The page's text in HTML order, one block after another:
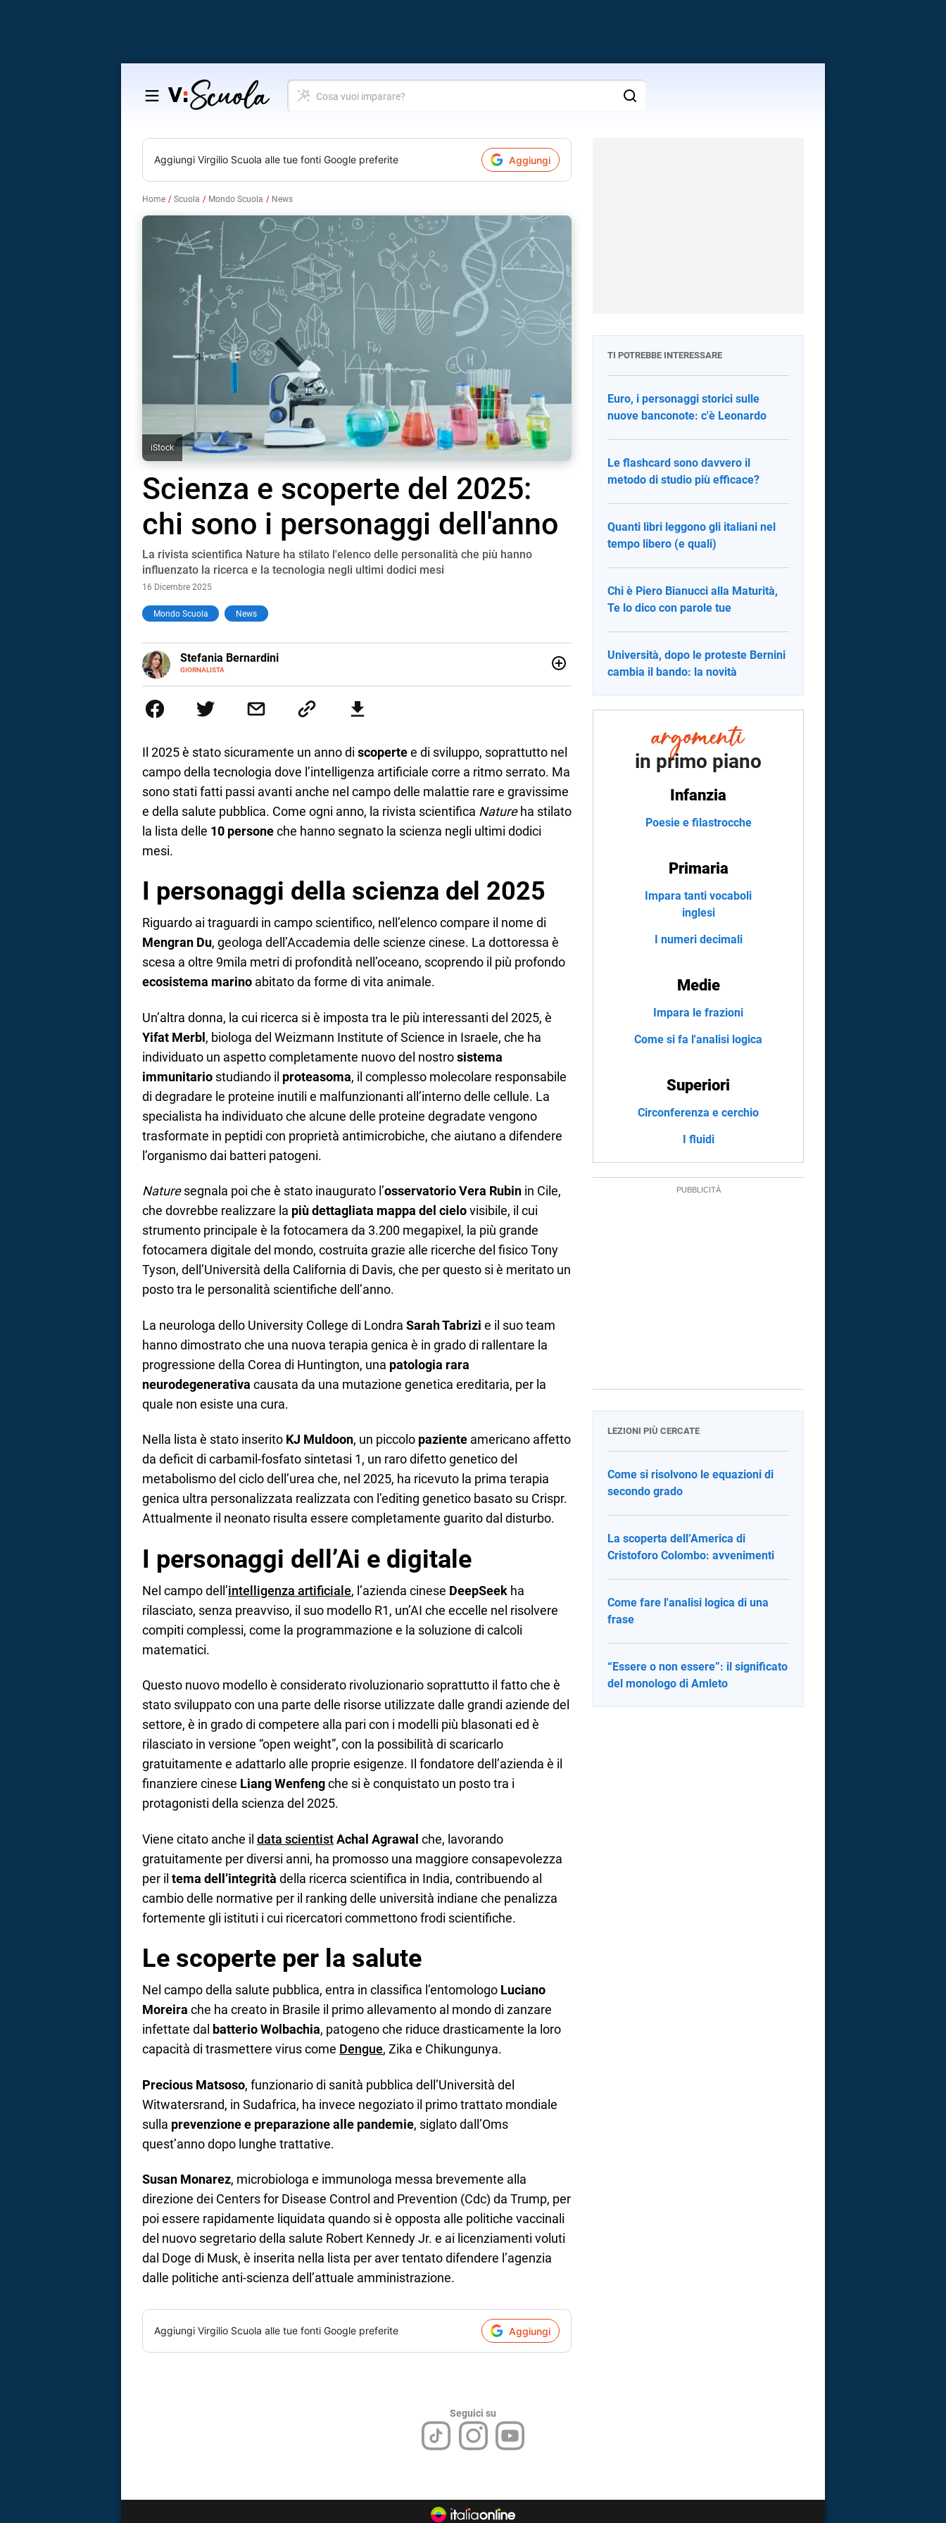
Salta
contenuto
Cosa
vuoi
Aggiungi Virgilio Scuola alle tue fonti Google preferite Aggiungi
Home Scuola Mondo Scuola News
iStock
Scienza e scoperte del 2025:
chi sono i personaggi dell'anno
La rivista scientifica Nature ha stilato l'elenco delle personalità che più hanno
influenzato la ricerca e la tecnologia negli ultimi dodici mesi
16 Dicembre 2025
Mondo Scuola News
Stefania Bernardini
GIORNALISTA
E-
MAIL
esperienze nella redazione di testate giornalistiche online e Tv e lavora anche nell’ambito
social
Il 2025 è stato sicuramente un anno di scopertee di sviluppo, soprattutto nel
campo della tecnologia dove l’intelligenza artificiale corre a ritmo serrato. Ma
sono stati fatti passi avanti anche nel campo delle malattie rare e gravissime
e della salute pubblica. Come ogni anno, la rivista scientifica Natureha stilato
la lista delle 10 personeche hanno segnato la scienza negli ultimi dodici
mesi.
I personaggi della scienza del 2025
Riguardo ai traguardi in campo scientifico, nell’elenco compare il nome di
Mengran Du, geologa dell’Accademia delle scienze cinese. La dottoressa è
scesa a oltre 9mila metri di profondità nell’oceano, scoprendo il più profondo
ecosistema marino abitato da forme di vita animale.
Un’altra donna, la cui ricerca si è imposta tra le più interessanti del 2025, è
Yifat Merbl, biologa del Weizmann Institute of Science in Israele, che ha
individuato un aspetto completamente nuovo del nostrosistema
immunitario studiando il proteasoma, il complesso molecolare responsabile
di degradare le proteine inutili e malfunzionanti all’interno delle cellule. La
specialista ha individuato che alcune delle proteine degradate vengono
trasformate in peptidi con proprietà antimicrobiche, che aiutano a difendere
l’organismo dai batteri patogeni.
Naturesegnala poi che è stato inaugurato l’osservatorio Vera Rubin in Cile,
che dovrebbe realizzare la più dettagliata mappa del cielovisibile, il cui
strumento principale è la fotocamera da 3.200 megapixel, la più grande
fotocamera digitale del mondo, costruita grazie alle ricerche del fisico Tony
Tyson, dell’Università della California di Davis, che per questo si è meritato un
posto tra le personalità scientifiche dell’anno.
La neurologa dello University College di Londra Sarah Tabrizi e il suo team
hanno dimostrato che una nuova terapia genica è in grado di rallentare la
progressione della Corea di Huntington, una patologia rara
neurodegenerativa causata da una mutazione genetica ereditaria, per la
quale non esiste una cura.
Nella lista è stato inserito KJ Muldoon, un piccolo paziente americano affetto
da deficit di carbamil-fosfato sintetasi 1, un raro difetto genetico del
metabolismo del ciclo dell’urea che, nel 2025, ha ricevuto la prima terapia
genica ultra personalizzata realizzata con l’editing genetico basato su Crispr.
Attualmente il neonato risulta essere completamente guarito dal disturbo.
I personaggi dell’Ai e digitale
Nel campo dell’intelligenza artificiale, l’azienda cinese DeepSeek ha
rilasciato, senza preavviso, il suo modello R1, un’AI che eccelle nel risolvere
compiti complessi, come la programmazione e la soluzione di calcoli
matematici.
Questo nuovo modello è considerato rivoluzionario soprattutto il fatto che è
stato sviluppato con una parte delle risorse utilizzate dalle grandi aziende del
settore, è in grado di competere alla pari con i modelli più blasonati ed è
rilasciato in versione “open weight”, con la possibilità di scaricarlo
gratuitamente e adattarlo alle proprie esigenze. Il fondatore dell’azienda è il
finanziere cinese Liang Wenfengche si è conquistato un posto tra i
protagonisti della scienza del 2025.
Viene citato anche il data scientistAchal Agrawal che, lavorando
gratuitamente per diversi anni, ha promosso una maggiore consapevolezza
per il tema dell’integrità della ricerca scientifica in India, contribuendo al
cambio delle normative per il ranking delle università indiane che penalizza
fortemente gli istituti i cui ricercatori commettono frodi scientifiche.
Le scoperte per la salute
Nel campo della salute pubblica, entra in classifica l’entomologo Luciano
Moreira che ha creato in Brasile il primo allevamento al mondo di zanzare
infettate dal batterio Wolbachia, patogeno che riduce drasticamente la loro
capacità di trasmettere virus come Dengue, Zika e Chikungunya.
Precious Matsoso, funzionario di sanità pubblica dell’Università del
Witwatersrand, in Sudafrica, ha invece negoziato il primo trattato mondiale
sulla prevenzione e preparazione alle pandemie, siglato dall’Oms
quest’anno dopo lunghe trattative.
Susan Monarez, microbiologa e immunologa messa brevemente alla
direzione dei Centers for Disease Control and Prevention (Cdc) da Trump, per
poi essere rapidamente liquidata quando si è opposta alle politiche vaccinali
del nuovo segretario della salute Robert Kennedy Jr. e ai licenziamenti voluti
dal Doge di Musk, è inserita nella lista per aver tentato difendere l’agenzia
dalle politiche anti-scienza dell’attuale amministrazione.
Aggiungi Virgilio Scuola alle tue fonti Google preferite Aggiungi
TI POTREBBE INTERESSARE
Euro, i personaggi storici sulle
nuove banconote: c'è Leonardo
Le flashcard sono davvero il
metodo di studio più efficace?
Quanti libri leggono gli italiani nel
tempo libero (e quali)
Chi è Piero Bianucci alla Maturità,
Te lo dico con parole tue
Università, dopo le proteste Bernini
cambia il bando: la novità
in primo piano
Infanzia
Poesie e filastrocche
Primaria
Impara tanti vocaboli
inglesi
I numeri decimali
Medie
Impara le frazioni
Come si fa l'analisi logica
Superiori
Circonferenza e cerchio
I fluidi
LEZIONI PIÙ CERCATE
Come si risolvono le equazioni di
secondo grado
La scoperta dell’America di
Cristoforo Colombo: avvenimenti
Come fare l'analisi logica di una
frase
“Essere o non essere”: il significato
del monologo di Amleto
Seguici su